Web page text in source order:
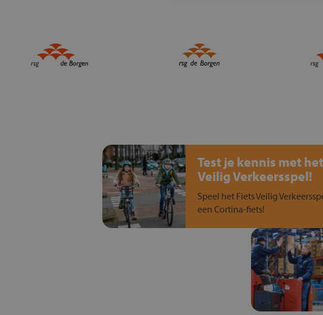
Test je kennis met
Veilig Verkeersspel!
Speel het Fiets Veilig
een Cortina-fiets!